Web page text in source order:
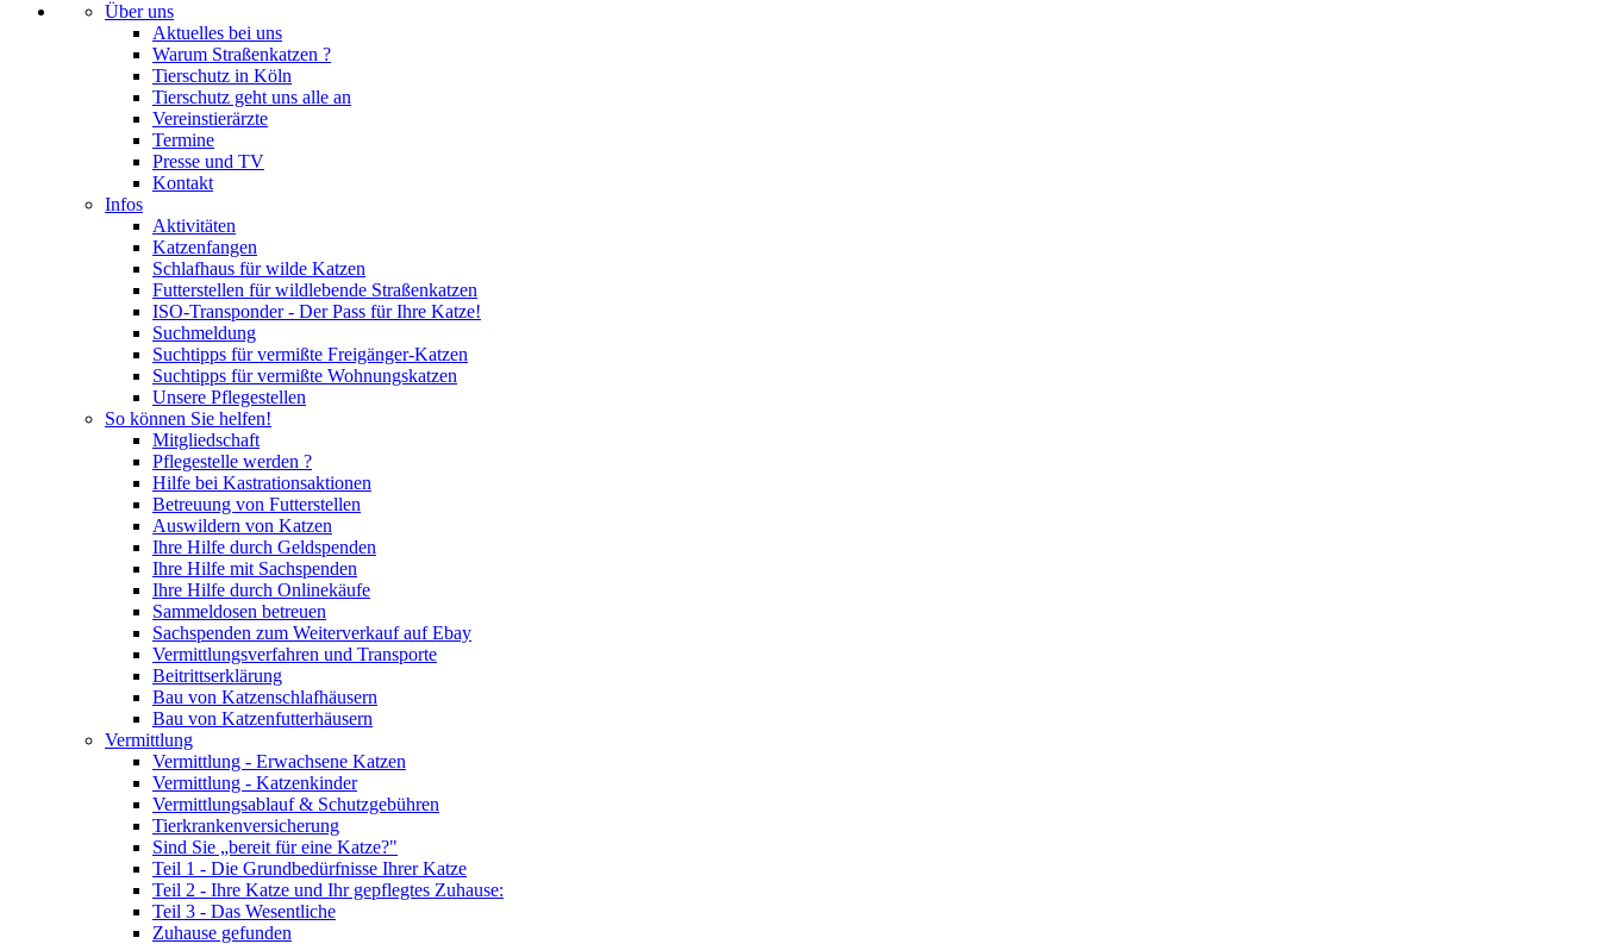
Über uns
Aktuelles bei uns
Warum Straßenkatzen ?
Tierschutz in Köln
Tierschutz geht uns alle an
Vereinstierärzte
Termine
Presse und TV
Kontakt
Infos
Aktivitäten
Katzenfangen
Schlafhaus für wilde Katzen
Futterstellen für wildlebende Straßenkatzen
ISO-Transponder - Der Pass für Ihre Katze!
Suchmeldung
Suchtipps für vermißte Freigänger-Katzen
Suchtipps für vermißte Wohnungskatzen
Unsere Pflegestellen
So können Sie helfen!
Mitgliedschaft
Pflegestelle werden ?
Hilfe bei Kastrationsaktionen
Betreuung von Futterstellen
Auswildern von Katzen
Ihre Hilfe durch Geldspenden
Ihre Hilfe mit Sachspenden
Ihre Hilfe durch Onlinekäufe
Sammeldosen betreuen
Sachspenden zum Weiterverkauf auf Ebay
Vermittlungsverfahren und Transporte
Beitrittserklärung
Bau von Katzenschlafhäusern
Bau von Katzenfutterhäusern
Vermittlung
Vermittlung - Erwachsene Katzen
Vermittlung - Katzenkinder
Vermittlungsablauf & Schutzgebühren
Tierkrankenversicherung
Sind Sie „bereit für eine Katze?"
Teil 1 - Die Grundbedürfnisse Ihrer Katze
Teil 2 - Ihre Katze und Ihr gepflegtes Zuhause:
Teil 3 - Das Wesentliche
Zuhause gefunden